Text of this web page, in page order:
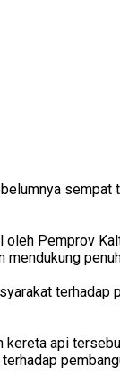
sempat
oleh Pemprov
terhadap
api